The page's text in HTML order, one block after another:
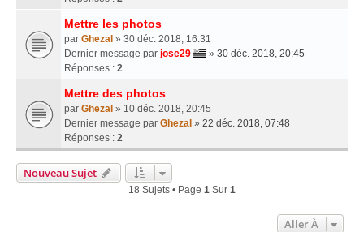
Mettre les photos
par Ghezal » 30 déc. 2018, 16:31
Dernier message par jose29 » 30 déc. 2018, 20:45
Réponses : 2
Mettre des photos
par Ghezal » 10 déc. 2018, 20:45
Dernier message par Ghezal » 22 déc. 2018, 07:48
Réponses : 2
Nouveau Sujet
18 Sujets • Page 1 Sur 1
Aller À